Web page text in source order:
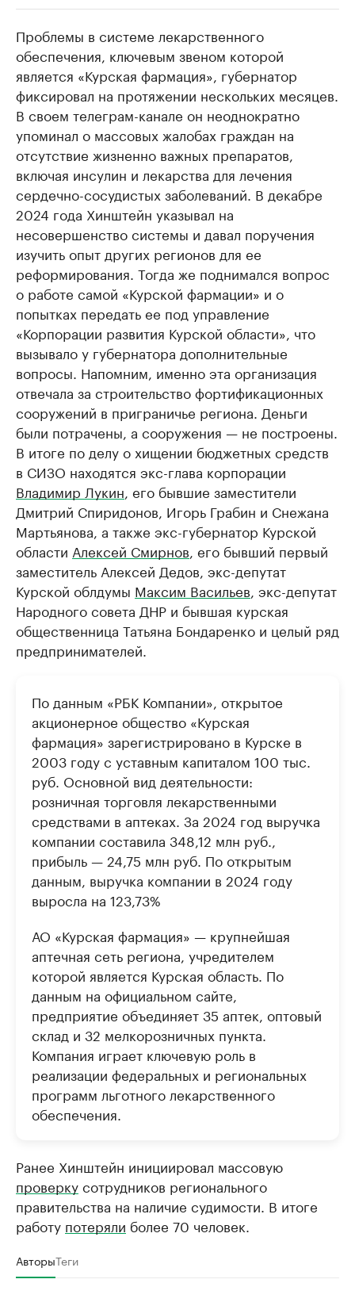
РБК Компании
Делитесь новостями бизнеса на РБК
Управляйте страницей компании и развивайте личные
бренды спикеров бизнеса
Крупнейшие
продавцы
Ознакомьтесь с
Проблемы в системе лекарственного
обеспечения, ключевым звеном которой
является «Курская фармация», губернатор
фиксировал на протяжении нескольких месяцев.
В своем телеграм-канале он неоднократно
упоминал о массовых жалобах граждан на
отсутствие жизненно важных препаратов,
включая инсулин и лекарства для лечения
сердечно-сосудистых заболеваний. В декабре
2024 года Хинштейн указывал на
несовершенство системы и давал поручения
изучить опыт других регионов для ее
реформирования. Тогда же поднимался вопрос
о работе самой «Курской фармации» и о
попытках передать ее под управление
«Корпорации развития Курской области», что
вызывало у губернатора дополнительные
вопросы. Напомним, именно эта организация
отвечала за строительство фортификационных
сооружений в приграничье региона. Деньги
были потрачены, а сооружения — не построены.
В итоге по делу о хищении бюджетных средств
в СИЗО находятся экс-глава корпорации
Владимир Лукин, его бывшие заместители
Дмитрий Спиридонов, Игорь Грабин и Снежана
Мартьянова, а также экс-губернатор Курской
области Алексей Смирнов, его бывший первый
заместитель Алексей Дедов, экс-депутат
Курской облдумы Максим Васильев, экс-депутат
Народного совета ДНР и бывшая курская
общественница Татьяна Бондаренко и целый ряд
предпринимателей.
По данным «РБК Компании», открытое
акционерное общество «Курская
фармация» зарегистрировано в Курске в
2003 году с уставным капиталом 100 тыс.
руб. Основной вид деятельности:
розничная торговля лекарственными
средствами в аптеках. За 2024 год выручка
компании составила 348,12 млн руб.,
прибыль — 24,75 млн руб. По открытым
данным, выручка компании в 2024 году
выросла на 123,73%
АО «Курская фармация» — крупнейшая
аптечная сеть региона, учредителем
которой является Курская область. По
данным на официальном сайте,
предприятие объединяет 35 аптек, оптовый
склад и 32 мелкорозничных пункта.
Компания играет ключевую роль в
реализации федеральных и региональных
программ льготного лекарственного
обеспечения.
Ранее Хинштейн инициировал массовую
проверкусотрудников регионального
правительства на наличие судимости. В итоге
работу потеряли более 70 человек.
АвторыТеги